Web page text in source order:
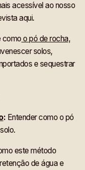
acessível ao nosso
aqui.
como o pó de rocha,
solos,
e sequestrar
: Entender como o pó
este método
de água e